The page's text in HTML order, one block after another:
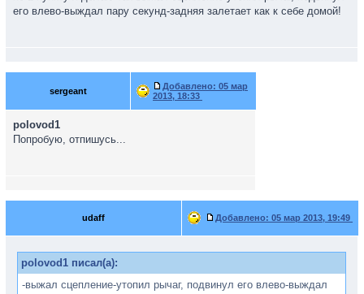
его влево-выждал пару секунд-задняя залетает как к себе домой!
sergeant Добавлено: 05 мар
2013, 18:33
polovod1
Попробую, отпишусь...
udaff Добавлено: 05 мар 2013, 19:49
polovod1 писал(а):
-выжал сцепление-утопил рычаг, подвинул его влево-выждал